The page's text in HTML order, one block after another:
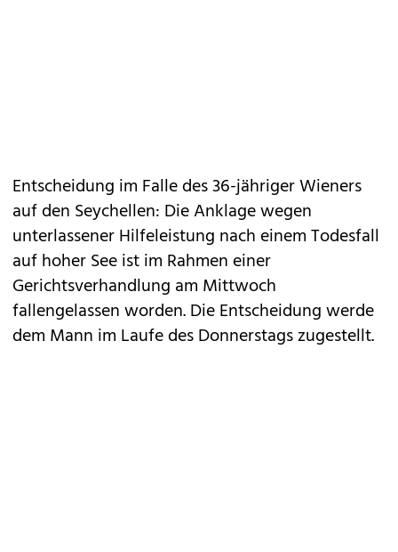
Entscheidung im Falle des 36-jähriger Wieners
auf den Seychellen: Die Anklage wegen
unterlassener Hilfeleistung nach einem Todesfall
auf hoher See ist im Rahmen einer
Gerichtsverhandlung am Mittwoch
fallengelassen worden. Die Entscheidung werde
dem Mann im Laufe des Donnerstags zugestellt.